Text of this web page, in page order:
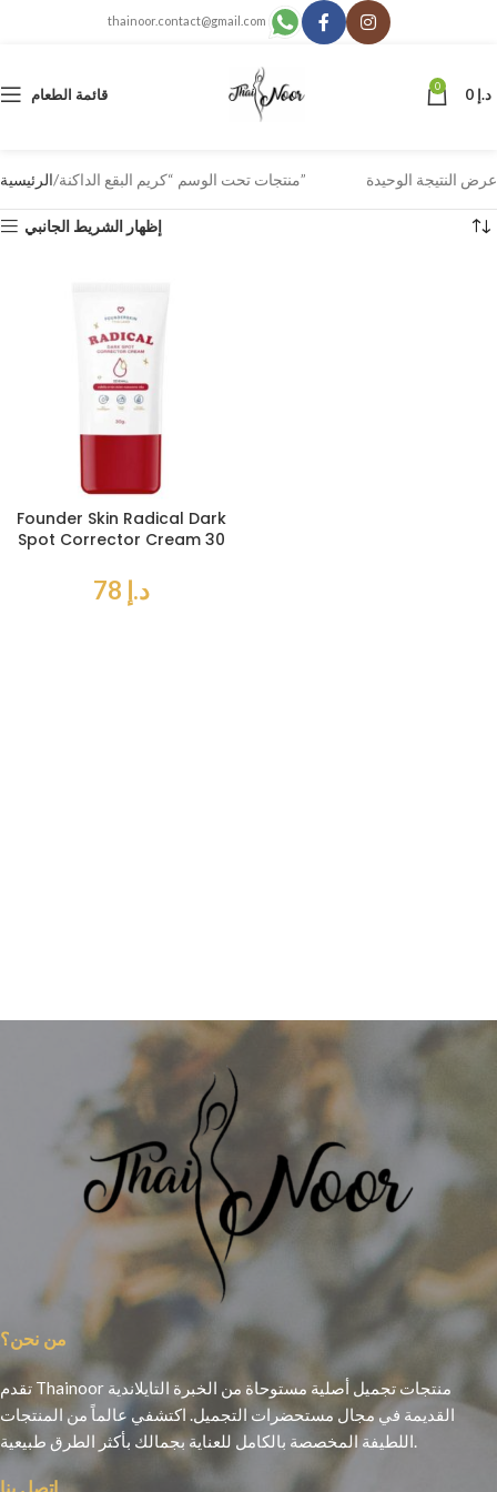
thainoor.contact@gmail.com
قائمة الطعام 0 د.إ
الرئيسية منتجات تحت الوسم “كريم البقع الداكنة” عرض النتيجة الوحيدة
إظهار الشريط الجانبي
Founder Skin Radical Dark
Spot Corrector Cream 30
د.إ
من نحن؟
تقدم Thainoor منتجات تجميل أصلية مستوحاة من الخبرة التايلاندية
القديمة في مجال مستحضرات التجميل. اكتشفي عالماً من المنتجات
اللطيفة المخصصة بالكامل للعناية بجمالك بأكثر الطرق طبيعية.